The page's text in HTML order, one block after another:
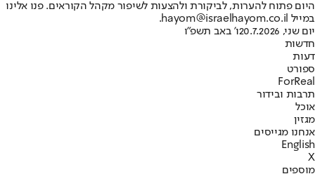
היום פתוח להערות, לביקורת ולהצעות לשיפור מקהל הקוראים. פנו אלינו
במייל hayom@israelhayom.co.il.
יום שני, 20.7.2026
ו' באב תשפ"ו
חדשות
דעות
ספורט
ForReal
תרבות ובידור
אוכל
מגזין
אנחנו מגייסים
English
X
מוספים